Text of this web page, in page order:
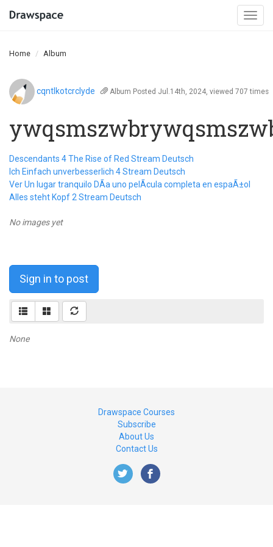
Home Album
cqntlkotcrclyde Album Posted Jul.14th, 2024, viewed 707 times
Descendants 4 The Rise of Red Stream Deutsch
Ich Einfach unverbesserlich 4 Stream Deutsch
Ver Un lugar tranquilo DÃ­a uno pelÃ­cula completa en espaÃ±ol
Alles steht Kopf 2 Stream Deutsch
No images yet
Sign in to post
None
Drawspace Courses
Subscribe
About Us
Contact Us